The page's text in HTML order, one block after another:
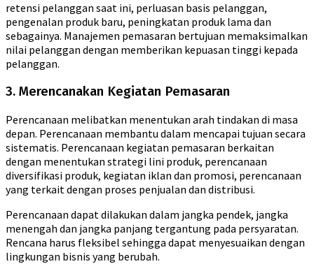
retensi pelanggan saat ini, perluasan basis pelanggan,
pengenalan produk baru, peningkatan produk lama dan
sebagainya. Manajemen pemasaran bertujuan memaksimalkan
nilai pelanggan dengan memberikan kepuasan tinggi kepada
pelanggan.
3. Merencanakan Kegiatan Pemasaran
Perencanaan melibatkan menentukan arah tindakan di masa
depan. Perencanaan membantu dalam mencapai tujuan secara
sistematis. Perencanaan kegiatan pemasaran berkaitan
dengan menentukan strategi lini produk, perencanaan
diversifikasi produk, kegiatan iklan dan promosi, perencanaan
yang terkait dengan proses penjualan dan distribusi.
Perencanaan dapat dilakukan dalam jangka pendek, jangka
menengah dan jangka panjang tergantung pada persyaratan.
Rencana harus fleksibel sehingga dapat menyesuaikan dengan
lingkungan bisnis yang berubah.